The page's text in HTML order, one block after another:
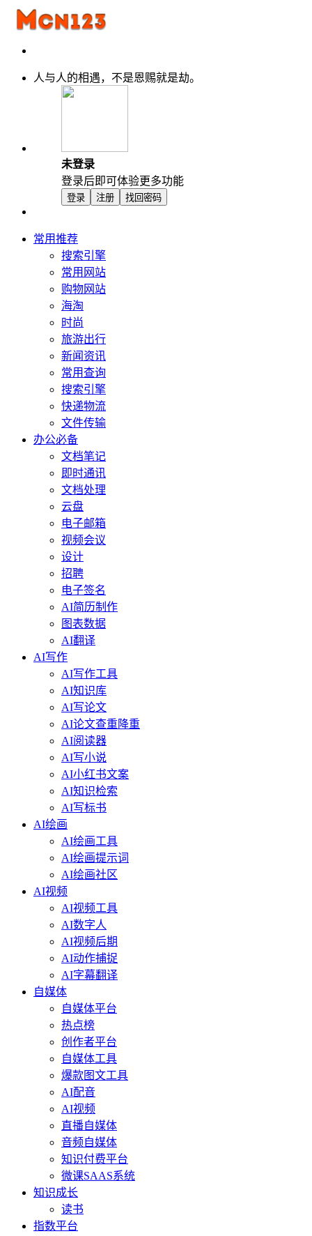
人与人的相遇，不是恩赐就是劫。
未登录
登录后即可体验更多功能
登录 注册 找回密码
常用推荐
搜索引擎
常用网站
购物网站
海淘
时尚
旅游出行
新闻资讯
常用查询
搜索引擎
快递物流
文件传输
办公必备
文档笔记
即时通讯
文档处理
云盘
电子邮箱
视频会议
设计
招聘
电子签名
AI简历制作
图表数据
AI翻译
AI写作
AI写作工具
AI知识库
AI写论文
AI论文查重降重
AI阅读器
AI写小说
AI小红书文案
AI知识检索
AI写标书
AI绘画
AI绘画工具
AI绘画提示词
AI绘画社区
AI视频
AI视频工具
AI数字人
AI视频后期
AI动作捕捉
AI字幕翻译
自媒体
自媒体平台
热点榜
创作者平台
自媒体工具
爆款图文工具
AI配音
AI视频
直播自媒体
音频自媒体
知识付费平台
微课SAAS系统
知识成长
读书
指数平台